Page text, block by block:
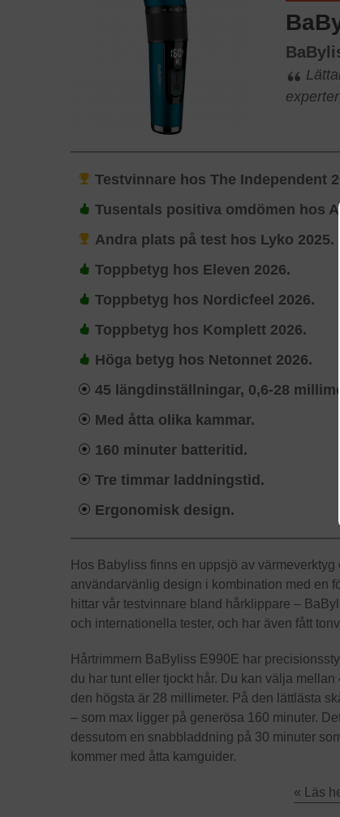
Testvinnare hos The Independent
Tusentals positiva omdömen hos
Andra plats på test hos Lyko 2025.
Toppbetyg hos Eleven 2026.
Toppbetyg hos Nordicfeel 2026.
Toppbetyg hos Komplett 2026.
Höga betyg hos Netonnet 2026.
45 längdinställningar, 0,6-28
Med åtta olika kammar.
160 minuter batteritid.
Tre timmar laddningstid.
Ergonomisk design.
Hos Babyliss finns en uppsjö av
användarvänlig design i kombination med en
hittar vår testvinnare bland hårklippare –
och internationella tester, och har även fått
Hårtrimmern BaByliss E990E har
du har tunt eller tjockt hår. Du kan välja
den högsta är 28 millimeter. På den lättlästa
– som max ligger på generösa 160 minuter.
dessutom en snabbladdning på 30 minuter
kommer med åtta kamguider.
« Läs